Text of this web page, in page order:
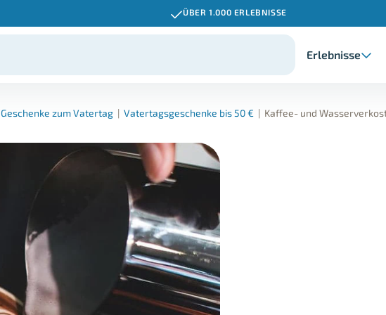
ÜBER 1.000 ERLEBNISSE
Erlebnisse
Geschenke zum Vatertag | Vatertagsgeschenke bis 50 € | Kaffee- und